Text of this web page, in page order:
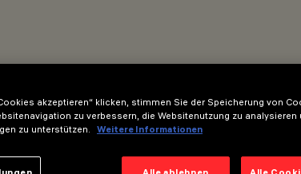
akzeptieren“ klicken, stimmen Sie der Speicherung von
zu verbessern, die Websitenutzung zu analysieren
zu unterstützen.
Weitere Informationen